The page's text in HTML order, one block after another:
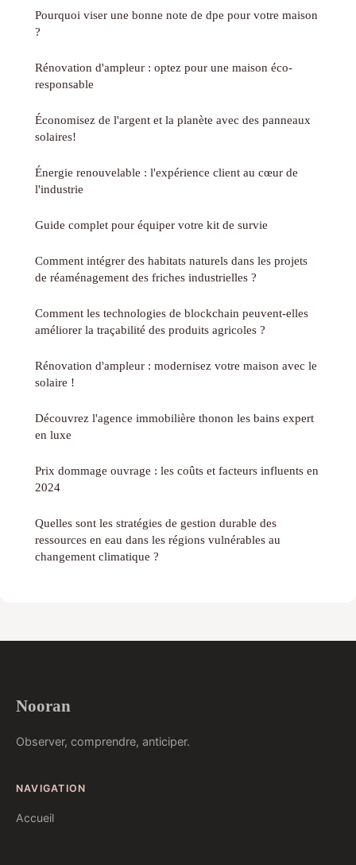
Pourquoi viser une bonne note de dpe pour votre maison
?
Rénovation d'ampleur : optez pour une maison éco-
responsable
Économisez de l'argent et la planète avec des panneaux
solaires!
Énergie renouvelable : l'expérience client au cœur de
l'industrie
Guide complet pour équiper votre kit de survie
Comment intégrer des habitats naturels dans les projets
de réaménagement des friches industrielles ?
Comment les technologies de blockchain peuvent-elles
améliorer la traçabilité des produits agricoles ?
Rénovation d'ampleur : modernisez votre maison avec le
solaire !
Découvrez l'agence immobilière thonon les bains expert
en luxe
Prix dommage ouvrage : les coûts et facteurs influents en
2024
Quelles sont les stratégies de gestion durable des
ressources en eau dans les régions vulnérables au
changement climatique ?
Nooran
Observer, comprendre, anticiper.
NAVIGATION
Accueil